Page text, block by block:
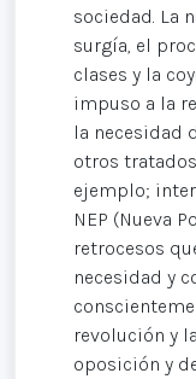
sociedad. La
surgía, el
clases y la
impuso a la
la necesidad
otros
ejemplo;
NEP (Nueva
retrocesos
necesidad y
revolución y
oposición y